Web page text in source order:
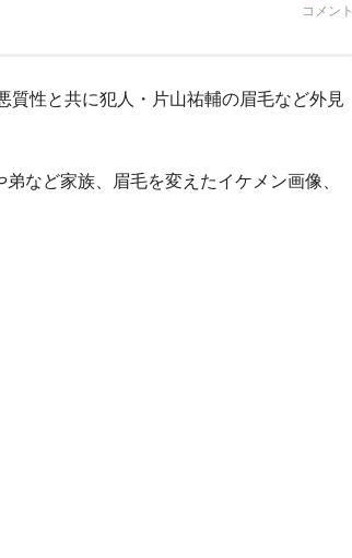
コメント
質性と共に犯人・片山祐輔の眉毛など外見
など家族、眉毛を変えたイケメン画像、